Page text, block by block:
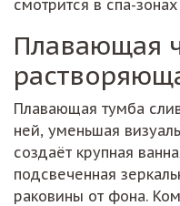
смотрится в спа-
Плавающая
Плавающая тумба
ней, уменьшая
создаёт крупная
подсвеченная
раковины от фона.